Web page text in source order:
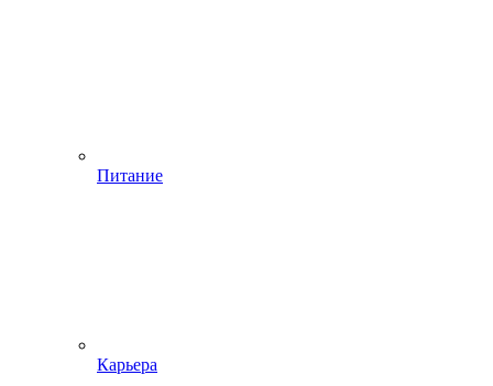
Питание
Карьера